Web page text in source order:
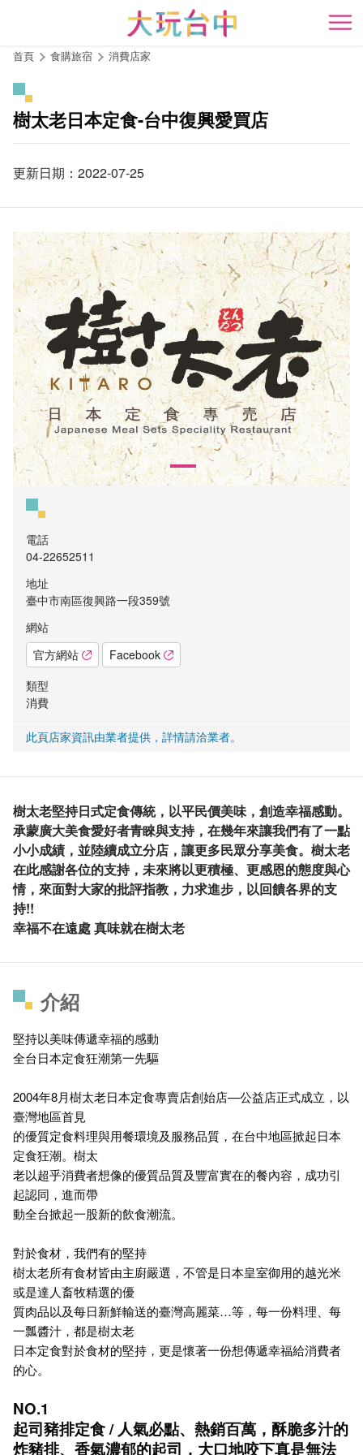
開
首頁 食購旅宿 消費店家
樹太老日本定食-台中復興愛買店
更新日期：2022-07-25
電話
04-22652511
地址
臺中市南區復興路一段359號
網站
官方網站
Facebook
類型
消費
此頁店家資訊由業者提供，詳情請洽業者。
樹太老堅持日式定食傳統，以平民價美味，創造幸福感動。
承蒙廣大美食愛好者青睞與支持，在幾年來讓我們有了一點
小小成績，並陸續成立分店，讓更多民眾分享美食。樹太老
在此感謝各位的支持，未來將以更積極、更感恩的態度與心
情，來面對大家的批評指教，力求進步，以回饋各界的支
持!!
幸福不在遠處 真味就在樹太老
介紹
堅持以美味傳遞幸福的感動
全台日本定食狂潮第一先驅
2004年8月樹太老日本定食專賣店創始店—公益店正式成立，以
臺灣地區首見
的優質定食料理與用餐環境及服務品質，在台中地區掀起日本
定食狂潮。樹太
老以超乎消費者想像的優質品質及豐富實在的餐內容，成功引
起認同，進而帶
動全台掀起一股新的飲食潮流。
對於食材，我們有的堅持
樹太老所有食材皆由主廚嚴選，不管是日本皇室御用的越光米
或是達人畜牧精選的優
質肉品以及每日新鮮輸送的臺灣高麗菜…等，每一份料理、每
一瓢醬汁，都是樹太老
日本定食對於食材的堅持，更是懷著一份想傳遞幸福給消費者
的心。
NO.1
起司豬排定食 / 人氣必點、熱銷百萬，酥脆多汁的
炸豬排、香氣濃郁的起司，大口地咬下真是無法